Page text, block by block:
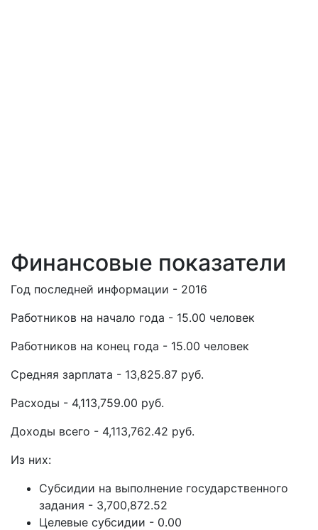
Финансовые показатели
Год последней информации - 2016
Работников на начало года - 15.00 человек
Работников на конец года - 15.00 человек
Средняя зарплата - 13,825.87 руб.
Расходы - 4,113,759.00 руб.
Доходы всего - 4,113,762.42 руб.
Из них:
Субсидии на выполнение государственного
задания - 3,700,872.52
Целевые субсидии - 0.00